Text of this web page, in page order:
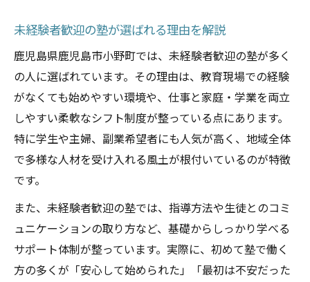
未経験者歓迎の塾が選ばれる理由を解説
鹿児島県鹿児島市小野町では、未経験者歓迎の塾が多く
の人に選ばれています。その理由は、教育現場での経験
がなくても始めやすい環境や、仕事と家庭・学業を両立
しやすい柔軟なシフト制度が整っている点にあります。
特に学生や主婦、副業希望者にも人気が高く、地域全体
で多様な人材を受け入れる風土が根付いているのが特徴
です。
また、未経験者歓迎の塾では、指導方法や生徒とのコミ
ュニケーションの取り方など、基礎からしっかり学べる
サポート体制が整っています。実際に、初めて塾で働く
方の多くが「安心して始められた」「最初は不安だった